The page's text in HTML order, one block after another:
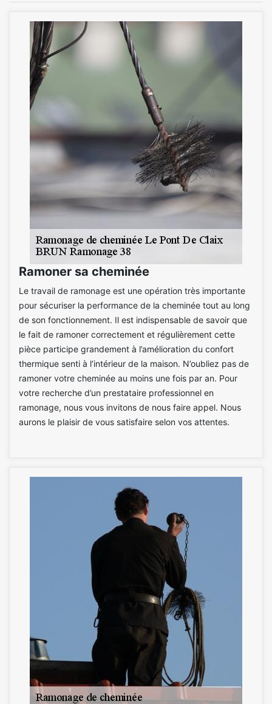
Ramoner sa cheminée
Le travail de ramonage est une opération très importante
pour sécuriser la performance de la cheminée tout au long
de son fonctionnement. Il est indispensable de savoir que
le fait de ramoner correctement et régulièrement cette
pièce participe grandement à l’amélioration du confort
thermique senti à l’intérieur de la maison. N’oubliez pas de
ramoner votre cheminée au moins une fois par an. Pour
votre recherche d’un prestataire professionnel en
ramonage, nous vous invitons de nous faire appel. Nous
aurons le plaisir de vous satisfaire selon vos attentes.